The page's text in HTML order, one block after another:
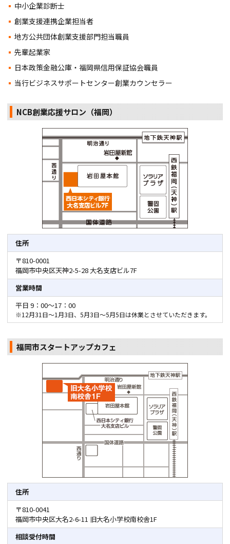
中小企業診断士
創業支援連携企業担当者
地方公共団体創業支援部門担当職員
先輩起業家
日本政策金融公庫・福岡県信用保証協会職員
当行ビジネスサポートセンター創業カウンセラー
NCB創業応援サロン（福岡）
住所
〒810-0001
福岡市中央区天神2-5-28 大名支店ビル7F
営業時間
平日 9：00～17：00
※12月31日～1月3日、5月3日～5月5日は休業とさせていただきます。
福岡市スタートアップカフェ
住所
〒810-0041
福岡市中央区大名2-6-11 旧大名小学校南校舎1F
相談受付時間